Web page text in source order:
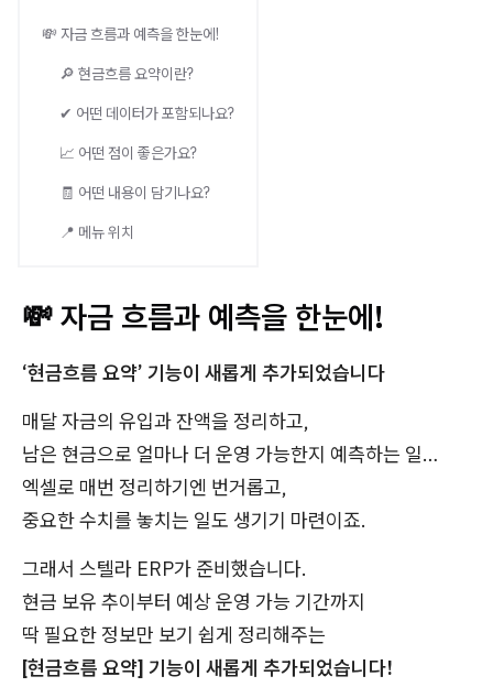
💸 자금 흐름과 예측을 한눈에!
🔎 현금흐름 요약이란?
✔ 어떤 데이터가 포함되나요?
📈 어떤 점이 좋은가요?
🧾 어떤 내용이 담기나요?
📍 메뉴 위치
💸 자금 흐름과 예측을 한눈에!
‘현금흐름 요약’ 기능이 새롭게 추가되었습니다
매달 자금의 유입과 잔액을 정리하고,
남은 현금으로 얼마나 더 운영 가능한지 예측하는 일…
엑셀로 매번 정리하기엔 번거롭고,
중요한 수치를 놓치는 일도 생기기 마련이죠.
그래서 스텔라 ERP가 준비했습니다.
현금 보유 추이부터 예상 운영 가능 기간까지
딱 필요한 정보만 보기 쉽게 정리해주는
[현금흐름 요약] 기능이 새롭게 추가되었습니다!